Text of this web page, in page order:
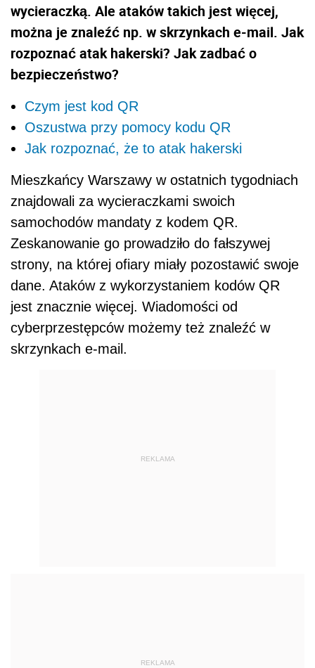
wycieraczką. Ale ataków takich jest więcej,
można je znaleźć np. w skrzynkach e-mail. Jak
rozpoznać atak hakerski? Jak zadbać o
bezpieczeństwo?
Czym jest kod QR
Oszustwa przy pomocy kodu QR
Jak rozpoznać, że to atak hakerski
Mieszkańcy Warszawy w ostatnich tygodniach
znajdowali za wycieraczkami swoich
samochodów mandaty z kodem QR.
Zeskanowanie go prowadziło do fałszywej
strony, na której ofiary miały pozostawić swoje
dane. Ataków z wykorzystaniem kodów QR
jest znacznie więcej. Wiadomości od
cyberprzestępców możemy też znaleźć w
skrzynkach e-mail.
REKLAMA
REKLAMA